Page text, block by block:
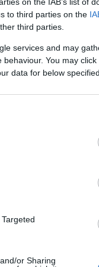
to third parties on the
third parties.
services and may
You may
data for below
or Sharing
egyik
trükköt
ételek
tud